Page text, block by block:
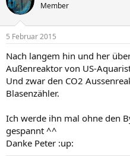
Member
5 Februar 2015
Nach langem hin und her
Außenreaktor von US-
Und zwar den CO2
Blasenzähler.
Ich werde ihn mal ohne den
gespannt ^^
Danke Peter :up: